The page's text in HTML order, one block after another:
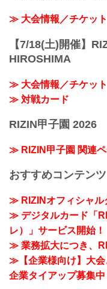
≫ 大会情報／チケット
【7/18(土)開催】
HIROSHIMA
≫ 大会情報／チケット
≫ 対戦カード
RIZIN甲子園 2026
≫ RIZIN甲子園 関連
おすすめコンテンツ
≫ RIZINオフィシャル
≫ デジタルカード「
レ）」サービス開始！
≫ 業務拡大につき、
≫【企業様向け】大会
企業タイアップ募集中